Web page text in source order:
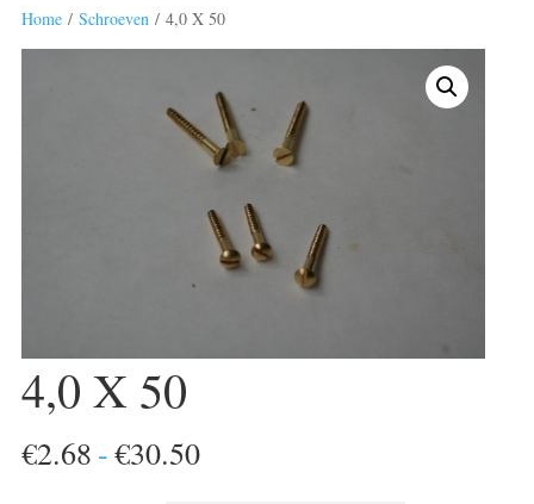
Home/ Schroeven/ 4,0 X 50
4,0 X 50
€2.68 -€30.50Prijsklasse: